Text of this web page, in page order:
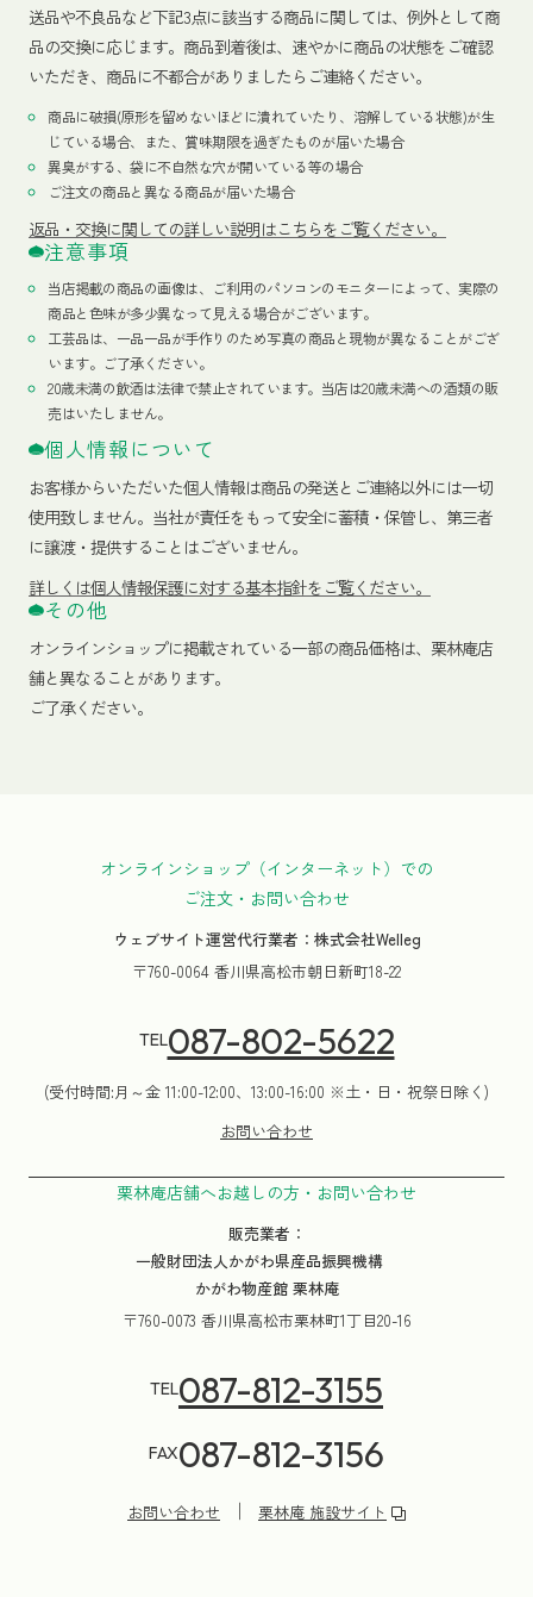
送品や不良品など下記3点に該当する商品に関しては、例外として商
品の交換に応じます。商品到着後は、速やかに商品の状態をご確認
いただき、商品に不都合がありましたらご連絡ください。
商品に破損(原形を留めないほどに潰れていたり、溶解している状態)が生
じている場合、また、賞味期限を過ぎたものが届いた場合
異臭がする、袋に不自然な穴が開いている等の場合
ご注文の商品と異なる商品が届いた場合
返品・交換に関しての詳しい説明はこちらをご覧ください。
注意事項
当店掲載の商品の画像は、ご利用のパソコンのモニターによって、実際の
商品と色味が多少異なって見える場合がございます。
工芸品は、一品一品が手作りのため写真の商品と現物が異なることがござ
います。ご了承ください。
20歳未満の飲酒は法律で禁止されています。当店は20歳未満への酒類の販
売はいたしません。
個人情報について
お客様からいただいた個人情報は商品の発送とご連絡以外には一切
使用致しません。当社が責任をもって安全に蓄積・保管し、第三者
に譲渡・提供することはございません。
詳しくは個人情報保護に対する基本指針をご覧ください。
その他
オンラインショップに掲載されている一部の商品価格は、栗林庵店
舗と異なることがあります。
ご了承ください。
オンラインショップ（インターネット）での
ご注文・お問い合わせ
ウェブサイト運営代行業者：株式会社Welleg
〒760-0064 香川県高松市朝日新町18-22
TEL087-802-5622
(受付時間:月～金 11:00-12:00、13:00-16:00 ※土・日・祝祭日除く)
お問い合わせ
栗林庵店舗へお越しの方・お問い合わせ
販売業者：
一般財団法人かがわ県産品振興機構
かがわ物産館 栗林庵
〒760-0073 香川県高松市栗林町1丁目20-16
TEL087-812-3155
FAX087-812-3156
お問い合わせ 栗林庵 施設サイト